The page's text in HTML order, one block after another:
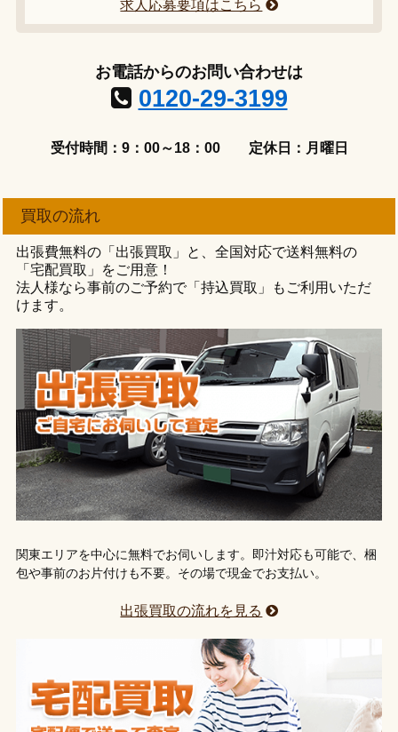
求人応募要項はこちら
お電話からのお問い合わせは
0120-29-3199
受付時間：9：00～18：00 定休日：月曜日
買取の流れ
出張費無料の「出張買取」と、全国対応で送料無料の
「宅配買取」をご用意！
法人様なら事前のご予約で「持込買取」もご利用いただ
けます。
関東エリアを中心に無料でお伺いします。即汁対応も可能で、梱
包や事前のお片付けも不要。その場で現金でお支払い。
出張買取の流れを見る